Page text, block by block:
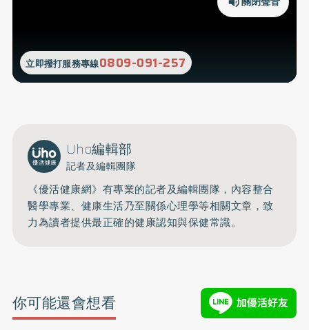
立即撥打服務專線0809-091-257
Uho編輯部
記者及編輯團隊
《優活健康網》有專業的記者及編輯團隊，內容整合
醫學專業、健康生活乃至關係心理學等相關文章，致
力為讀者提供最正確的健康認知與保健常識。
你可能還會想看